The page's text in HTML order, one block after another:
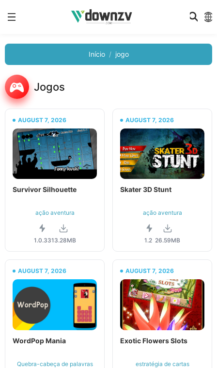
Início jogo
Jogos
AUGUST 7, 2026
Survivor Silhouette
ação aventura
1.0.3313.28MB
AUGUST 7, 2026
Skater 3D Stunt
ação aventura
1.2 26.59MB
AUGUST 7, 2026
WordPop Mania
Quebra-cabeça de palavras
AUGUST 7, 2026
Exotic Flowers Slots
estratégia de cartas